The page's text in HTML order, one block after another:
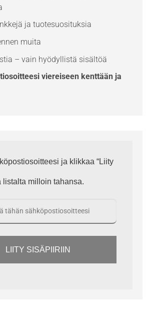
ja tuotesuosituksia
muita
– vain hyödyllistä sisältöä
viereiseen kenttään ja
ja klikkaa “Liity
listalta milloin tahansa.
LIITY SISÄPIIRIIN